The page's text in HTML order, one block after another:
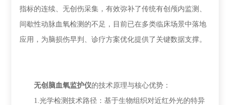
指标的连续、无创伤采集，有效弥补了传统有创颅内监测、
间歇性动脉血氧检测的不足，目前已在多类临床场景中落地
应用，为脑损伤早判、诊疗方案优化提供了关键数据支撑。
无创脑血氧监护仪的技术原理与核心优势：
1.光学检测技术路径：基于生物组织对近红外光的特异